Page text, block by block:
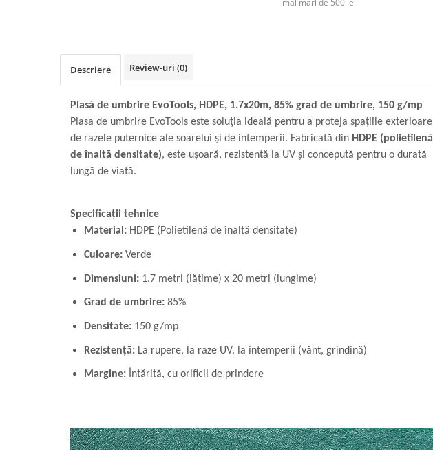
mai mari de 500 lei
Descriere Review-uri (0)
Plasă de umbrire EvoTools, HDPE, 1.7x20m, 85% grad de umbrire, 150 g/mp
Plasa de umbrire EvoTools este soluția ideală pentru a proteja spațiile exterioare
de razele puternice ale soarelui și de intemperii. Fabricată din HDPE (polietilenă
de înaltă densitate), este ușoară, rezistentă la UV și concepută pentru o durată
lungă de viață.
Specificații tehnice
Material: HDPE (Polietilenă de înaltă densitate)
Culoare: Verde
Dimensiuni: 1.7 metri (lățime) x 20 metri (lungime)
Grad de umbrire: 85%
Densitate: 150 g/mp
Rezistență: La rupere, la raze UV, la intemperii (vânt, grindină)
Margine: Întărită, cu orificii de prindere